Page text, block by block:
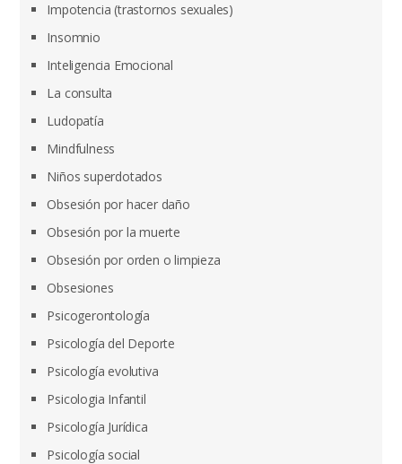
Impotencia (trastornos sexuales)
Insomnio
Inteligencia Emocional
La consulta
Ludopatía
Mindfulness
Niños superdotados
Obsesión por hacer daño
Obsesión por la muerte
Obsesión por orden o limpieza
Obsesiones
Psicogerontología
Psicología del Deporte
Psicología evolutiva
Psicologia Infantil
Psicología Jurídica
Psicología social